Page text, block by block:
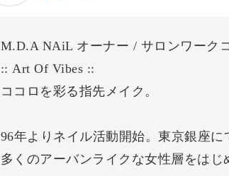
M.D.A NAiL オーナー / サロンワーク
:: Art Of Vibes ::
ココロを彩る指先メイク。
96年よりネイル活動開始。東京銀座に
多くのアーバンライクな女性層をはじ